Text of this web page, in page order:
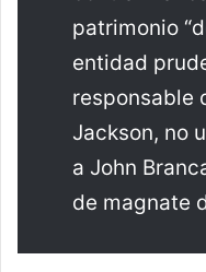
patrimonio
entidad
responsable
Jackson, no
a John
de magnate